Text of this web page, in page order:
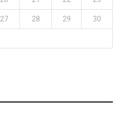
27 28 29 30